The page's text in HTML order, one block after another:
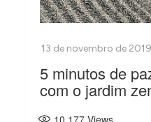
5 minutos de
com o jardim
10.177 Views